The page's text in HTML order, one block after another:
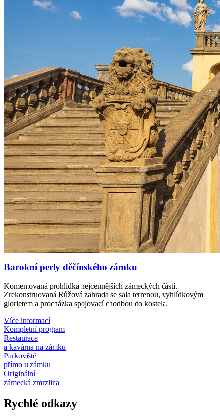
Barokní perly děčínského zámku
Komentovaná prohlídka nejcennějších zámeckých částí.
Zrekonstruovaná Růžová zahrada se sala terrenou, vyhlídkovým
glorietem a procházka spojovací chodbou do kostela.
Více informací
Kompletní program
Restaurace
a kavárna na zámku
Parkoviště
přímo u zámku
Originální
zámecká zmrzlina
Rychlé odkazy